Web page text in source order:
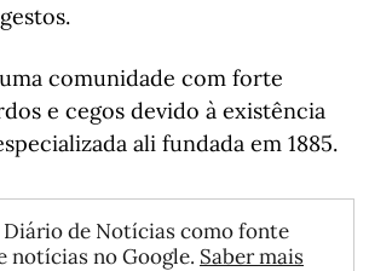
comunidade com forte
e cegos devido à existência
ali fundada em 1885.
Diário de Notícias como fonte
notícias no Google. Saber mais